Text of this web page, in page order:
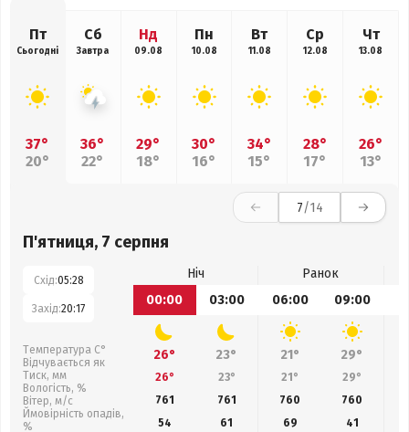
Пт
Сьогодні
37°
20°
Сб
Завтра
36°
22°
Нд
09.08
29°
18°
Пн
10.08
30°
16°
Вт
11.08
34°
15°
Ср
12.08
28°
17°
Чт
13.08
26°
13°
7/14
П'ятниця, 7 серпня
Схід:05:28
Захід:20:17
Температура С°
Відчувається як
Тиск, мм
Вологість, %
Вітер, м/с
Ймовірність опадів,
%
Ніч
Ранок
00:00
03:00 06:00 09:00
26° 23° 21° 29°
26° 23° 21° 29°
761
761 760 760
54
61 69
41